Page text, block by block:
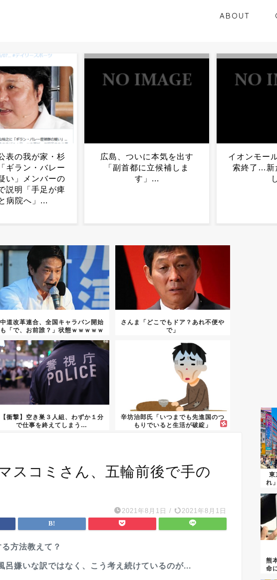
ABOUT
に本気を出す
に立候補しま
す」...
イオンモール熊本、館内捜
索終了…新たな発見はな
し...
ロシア国内
ーチンが次
す
中道改革連合、全国キャラバン開始
も「で、お前誰？」状態ｗｗｗｗｗ
さんま「どこでもドア？あれ不便や
で」
【衝撃】空き巣３人組、わずか１分
で仕事を終えてしまう…
辛坊治郎氏「いつまでも先進国のつ
もりでいると生活が破綻」
スコミさん、五輪前後で手の
2021年8月1日 / 2021年8月1日
方法教えて？
呂嫌いな訳ではなく、こう考え続けているのが...
東
れ
熊
命